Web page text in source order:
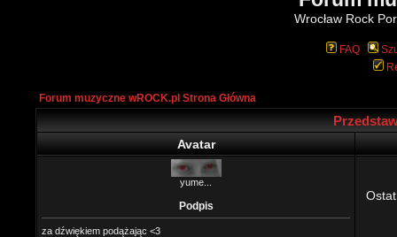
Wrocław Rock
FAQ
Forum muzyczne wROCK.pl Strona Główna
Avatar
yume...
Podpis
za dźwiękiem podążając <3